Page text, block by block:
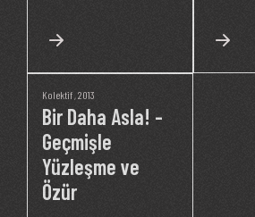
Kolektif , 2013
Bir Daha Asla! -
Geçmişle
Yüzleşme ve
Özür